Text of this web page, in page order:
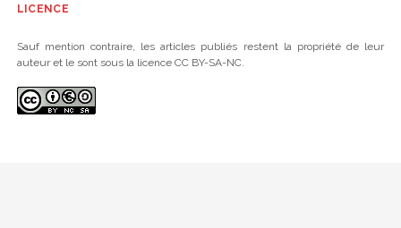
LICENCE
Sauf mention contraire, les articles publiés restent la propriété de leur
auteur et le sont sous la licence CC BY-SA-NC.